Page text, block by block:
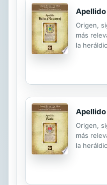
Origen,
más
la
edición
nos
protocolo
Apellido
Origen,
más
la
edición
nos